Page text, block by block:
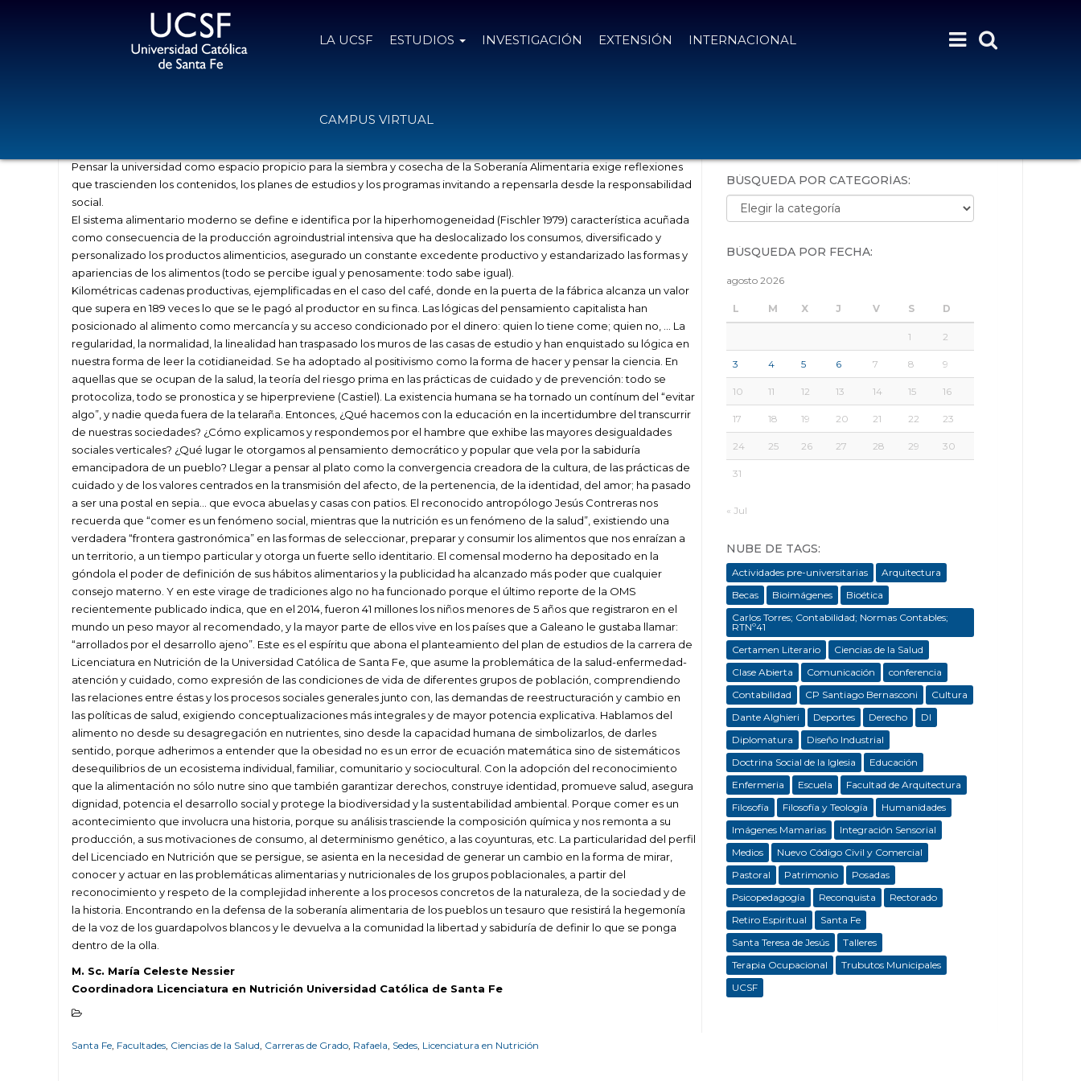
LA UCSF ESTUDIOS INVESTIGACIÓN EXTENSIÓN INTERNACIONAL
CAMPUS VIRTUAL
Pensar la universidad como espacio propicio para la siembra y cosecha de la Soberanía Alimentaria exige reflexiones
que trascienden los contenidos, los planes de estudios y los programas invitando a repensarla desde la responsabilidad
social.
El sistema alimentario moderno se define e identifica por la hiperhomogeneidad (Fischler 1979) característica acuñada
como consecuencia de la producción agroindustrial intensiva que ha deslocalizado los consumos, diversificado y
personalizado los productos alimenticios, asegurado un constante excedente productivo y estandarizado las formas y
apariencias de los alimentos (todo se percibe igual y penosamente: todo sabe igual).
Kilométricas cadenas productivas, ejemplificadas en el caso del café, donde en la puerta de la fábrica alcanza un valor
que supera en 189 veces lo que se le pagó al productor en su finca. Las lógicas del pensamiento capitalista han
posicionado al alimento como mercancía y su acceso condicionado por el dinero: quien lo tiene come; quien no, … La
regularidad, la normalidad, la linealidad han traspasado los muros de las casas de estudio y han enquistado su lógica en
nuestra forma de leer la cotidianeidad. Se ha adoptado al positivismo como la forma de hacer y pensar la ciencia. En
aquellas que se ocupan de la salud, la teoría del riesgo prima en las prácticas de cuidado y de prevención: todo se
protocoliza, todo se pronostica y se hiperpreviene (Castiel). La existencia humana se ha tornado un contínum del “evitar
algo”, y nadie queda fuera de la telaraña. Entonces, ¿Qué hacemos con la educación en la incertidumbre del transcurrir
de nuestras sociedades? ¿Cómo explicamos y respondemos por el hambre que exhibe las mayores desigualdades
sociales verticales? ¿Qué lugar le otorgamos al pensamiento democrático y popular que vela por la sabiduría
emancipadora de un pueblo? Llegar a pensar al plato como la convergencia creadora de la cultura, de las prácticas de
cuidado y de los valores centrados en la transmisión del afecto, de la pertenencia, de la identidad, del amor; ha pasado
a ser una postal en sepia… que evoca abuelas y casas con patios. El reconocido antropólogo Jesús Contreras nos
recuerda que “comer es un fenómeno social, mientras que la nutrición es un fenómeno de la salud”, existiendo una
verdadera “frontera gastronómica” en las formas de seleccionar, preparar y consumir los alimentos que nos enraízan a
un territorio, a un tiempo particular y otorga un fuerte sello identitario. El comensal moderno ha depositado en la
góndola el poder de definición de sus hábitos alimentarios y la publicidad ha alcanzado más poder que cualquier
consejo materno. Y en este virage de tradiciones algo no ha funcionado porque el último reporte de la OMS
recientemente publicado indica, que en el 2014, fueron 41 millones los niños menores de 5 años que registraron en el
mundo un peso mayor al recomendado, y la mayor parte de ellos vive en los países que a Galeano le gustaba llamar:
“arrollados por el desarrollo ajeno”. Este es el espíritu que abona el planteamiento del plan de estudios de la carrera de
Licenciatura en Nutrición de la Universidad Católica de Santa Fe, que asume la problemática de la salud-enfermedad-
atención y cuidado, como expresión de las condiciones de vida de diferentes grupos de población, comprendiendo
las relaciones entre éstas y los procesos sociales generales junto con, las demandas de reestructuración y cambio en
las políticas de salud, exigiendo conceptualizaciones más integrales y de mayor potencia explicativa. Hablamos del
alimento no desde su desagregación en nutrientes, sino desde la capacidad humana de simbolizarlos, de darles
sentido, porque adherimos a entender que la obesidad no es un error de ecuación matemática sino de sistemáticos
desequilibrios de un ecosistema individual, familiar, comunitario y sociocultural. Con la adopción del reconocimiento
que la alimentación no sólo nutre sino que también garantizar derechos, construye identidad, promueve salud, asegura
dignidad, potencia el desarrollo social y protege la biodiversidad y la sustentabilidad ambiental. Porque comer es un
acontecimiento que involucra una historia, porque su análisis trasciende la composición química y nos remonta a su
producción, a sus motivaciones de consumo, al determinismo genético, a las coyunturas, etc. La particularidad del perfil
del Licenciado en Nutrición que se persigue, se asienta en la necesidad de generar un cambio en la forma de mirar,
conocer y actuar en las problemáticas alimentarias y nutricionales de los grupos poblacionales, a partir del
reconocimiento y respeto de la complejidad inherente a los procesos concretos de la naturaleza, de la sociedad y de
la historia. Encontrando en la defensa de la soberanía alimentaria de los pueblos un tesauro que resistirá la hegemonía
de la voz de los guardapolvos blancos y le devuelva a la comunidad la libertad y sabiduría de definir lo que se ponga
dentro de la olla.
M. Sc. María Celeste Nessier
Coordinadora Licenciatura en Nutrición Universidad Católica de Santa Fe
Santa Fe, Facultades, Ciencias de la Salud, Carreras de Grado, Rafaela, Sedes, Licenciatura en Nutrición
BÚSQUEDA POR CATEGORÍAS:
Búsqueda por categorías:
BÚSQUEDA POR FECHA:
agosto 2026
L M X J V S D
1 2
3 4 5 6 7 8 9
10 11 12 13 14 15 16
17 18 19 20 21 22 23
24 25 26 27 28 29 30
31
« Jul
NUBE DE TAGS:
Actividades pre-universitarias
Arquitectura
Becas
Bioimágenes
Bioética
Carlos Torres; Contabilidad; Normas Contables;
RTNº41
Certamen Literario
Ciencias de la Salud
Clase Abierta
Comunicación
conferencia
Contabilidad
CP Santiago Bernasconi
Cultura
Dante Alghieri
Deportes Derecho
DI
Diplomatura
Diseño Industrial
Doctrina Social de la Iglesia
Educación
Enfermeria
Escuela
Facultad de Arquitectura
Filosofía
Filosofía y Teología
Humanidades
Imágenes Mamarias
Integración Sensorial
Medios
Nuevo Código Civil y Comercial
Pastoral
Patrimonio
Posadas
Psicopedagogía
Reconquista
Rectorado
Retiro Espiritual
Santa Fe
Santa Teresa de Jesús
Talleres
Terapia Ocupacional
Trubutos Municipales
UCSF